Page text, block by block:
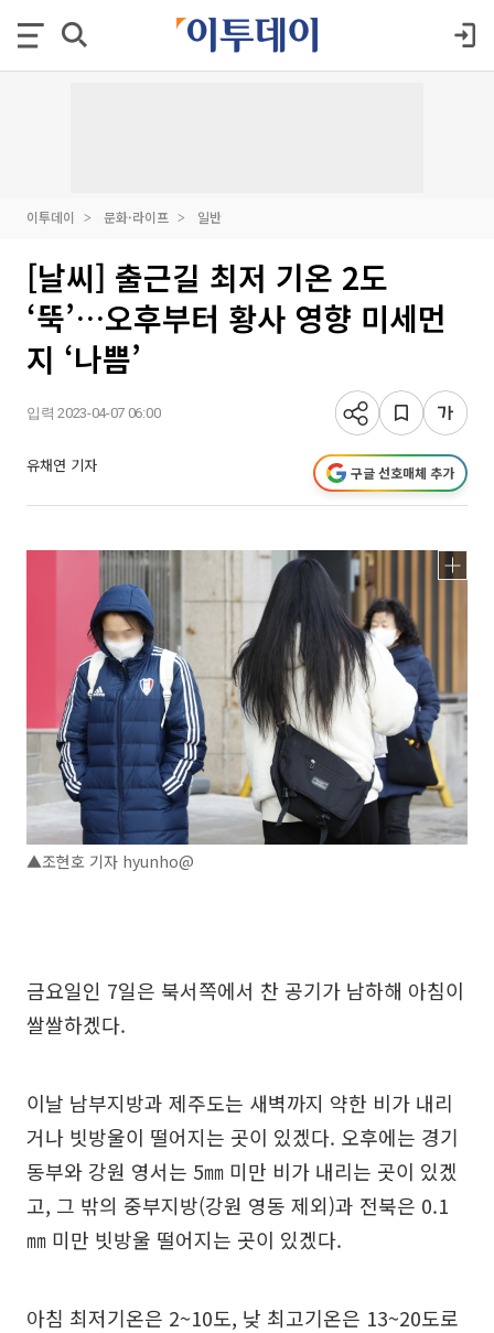
이투데이 문화·라이프 일반
[날씨] 출근길 최저 기온 2도
‘뚝’…오후부터 황사 영향 미세먼
지 ‘나쁨’
입력 2023-04-07 06:00
유채연 기자 구글 선호매체 추가
▲조현호 기자 hyunho@
금요일인 7일은 북서쪽에서 찬 공기가 남하해 아침이
쌀쌀하겠다.
이날 남부지방과 제주도는 새벽까지 약한 비가 내리
거나 빗방울이 떨어지는 곳이 있겠다. 오후에는 경기
동부와 강원 영서는 5㎜ 미만 비가 내리는 곳이 있겠
고, 그 밖의 중부지방(강원 영동 제외)과 전북은 0.1
㎜ 미만 빗방울 떨어지는 곳이 있겠다.
아침 최저기온은 2~10도, 낮 최고기온은 13~20도로